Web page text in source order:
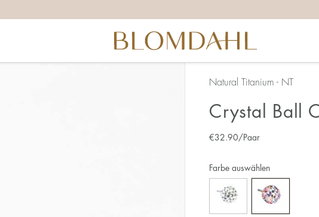
Natural Titanium - NT
Crystal Ball
€32.90/Paar
Farbe auswählen